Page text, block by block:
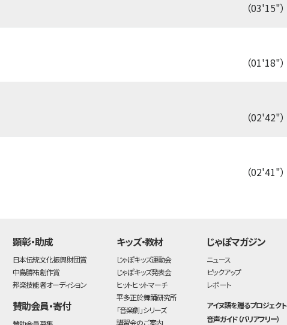
（03'15"）
（01'18"）
（02'42"）
（02'41"）
顕彰・助成
日本伝統文化振興財団賞
中島勝祐創作賞
邦楽技能者オーディション
賛助会員・寄付
キッズ・教材
じゃぽキッズ運動会
じゃぽキッズ発表会
ヒットヒットマーチ
平多正於舞踊研究所
「音楽劇」シリーズ
講習会のご案内
じゃぽマガジン
ニュース
ピックアップ
レポート
アイヌ語を贈るプロジェクト
音声ガイド（バリアフリー）